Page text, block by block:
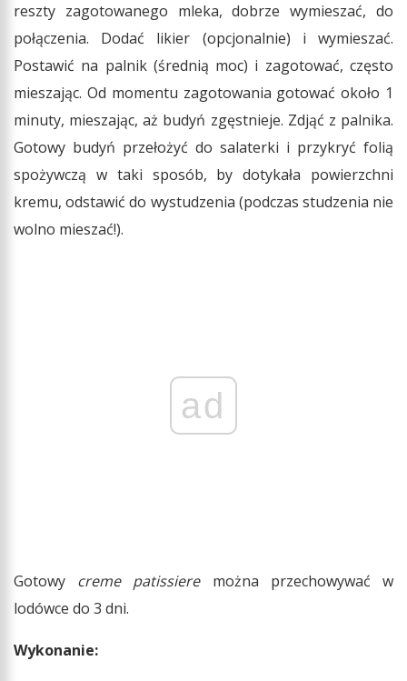
reszty zagotowanego mleka, dobrze wymieszać, do
połączenia. Dodać likier (opcjonalnie) i wymieszać.
Postawić na palnik (średnią moc) i zagotować, często
mieszając. Od momentu zagotowania gotować około 1
minuty, mieszając, aż budyń zgęstnieje. Zdjąć z palnika.
Gotowy budyń przełożyć do salaterki i przykryć folią
spożywczą w taki sposób, by dotykała powierzchni
kremu, odstawić do wystudzenia (podczas studzenia nie
wolno mieszać!).
ad
Gotowy creme patissieremożna przechowywać w
lodówce do 3 dni.
Wykonanie: